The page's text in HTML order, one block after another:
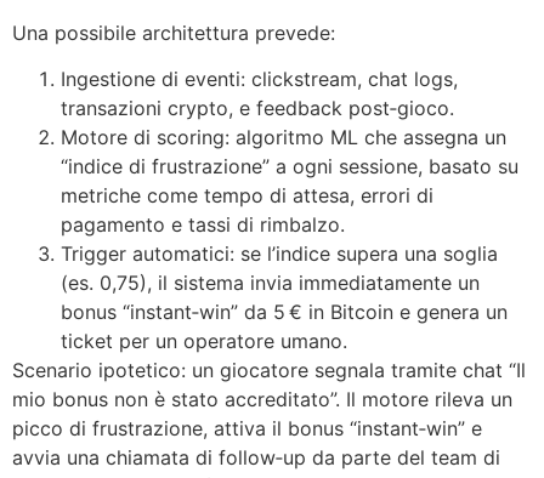
Una possibile architettura prevede:
Ingestione di eventi: clickstream, chat logs,
transazioni crypto, e feedback post‑gioco.
Motore di scoring: algoritmo ML che assegna un
“indice di frustrazione” a ogni sessione, basato su
metriche come tempo di attesa, errori di
pagamento e tassi di rimbalzo.
Trigger automatici: se l’indice supera una soglia
(es. 0,75), il sistema invia immediatamente un
bonus “instant‑win” da 5 € in Bitcoin e genera un
ticket per un operatore umano.
Scenario ipotetico: un giocatore segnala tramite chat “Il
mio bonus non è stato accreditato”. Il motore rileva un
picco di frustrazione, attiva il bonus “instant‑win” e
avvia una chiamata di follow‑up da parte del team di